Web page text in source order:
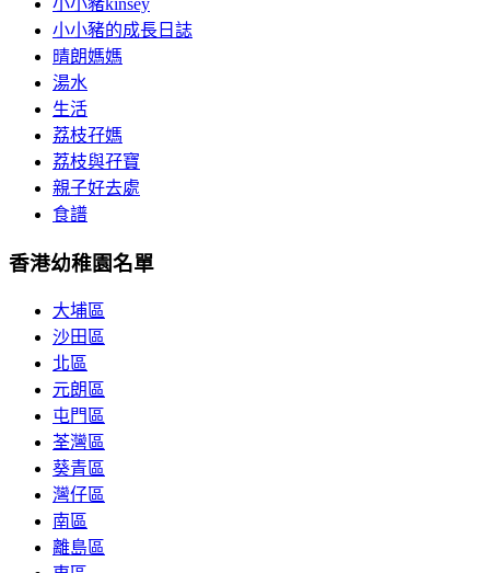
小小豬的成長日誌
晴朗媽媽
湯水
生活
荔枝孖媽
荔枝與孖寶
親子好去處
食譜
香港幼稚園名單
大埔區
沙田區
北區
元朗區
屯門區
荃灣區
葵青區
灣仔區
南區
離島區